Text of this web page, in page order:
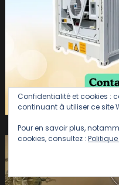
Confidentialité et cookies :
continuant à utiliser ce site
Pour en savoir plus,
cookies, consultez :